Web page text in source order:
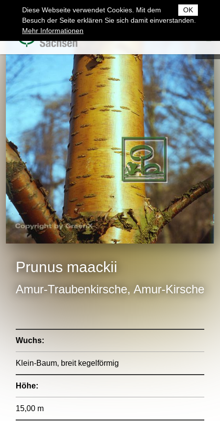
OK
Diese Webseite verwendet Cookies. Mit dem
Besuch der Seite erklären Sie sich damit einverstanden.
Mehr Informationen
Prunus maackii
Amur-Traubenkirsche, Amur-Kirsche
Wuchs:
Klein-Baum, breit kegelförmig
Höhe:
15,00 m